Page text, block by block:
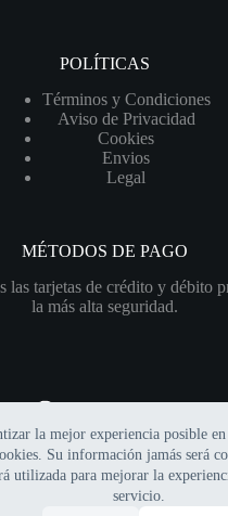
la mejor experiencia posible
Su información jamás será
utilizada para mejorar la
servicio.
POLÍTICAS
Términos y Condiciones
Aviso de Privacidad
Cookies
Envios
Legal
MÉTODOS DE PAGO
las tarjetas de crédito y débito
la más alta seguridad.
Xerofitia | Sitio web
"Impulso Hostinger"